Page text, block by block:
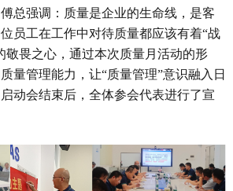
总强调：质量是企业的生命线，是客
员工在工作中对待质量都应该有着“战
敬畏之心，通过本次质量月活动的形
量管理能力， 让“质量管理”意识融入日
动会结束后， 全体参会代表进行了宣